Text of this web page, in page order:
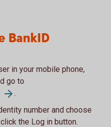
BankID
in your mobile phone,
go to
.
number and choose
the Log in button.